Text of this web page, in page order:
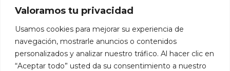
Valoramos tu privacidad
Usamos cookies para mejorar su experiencia de
navegación, mostrarle anuncios o contenidos
personalizados y analizar nuestro tráfico. Al hacer clic en
“Aceptar todo” usted da su consentimiento a nuestro
Next Generation EU